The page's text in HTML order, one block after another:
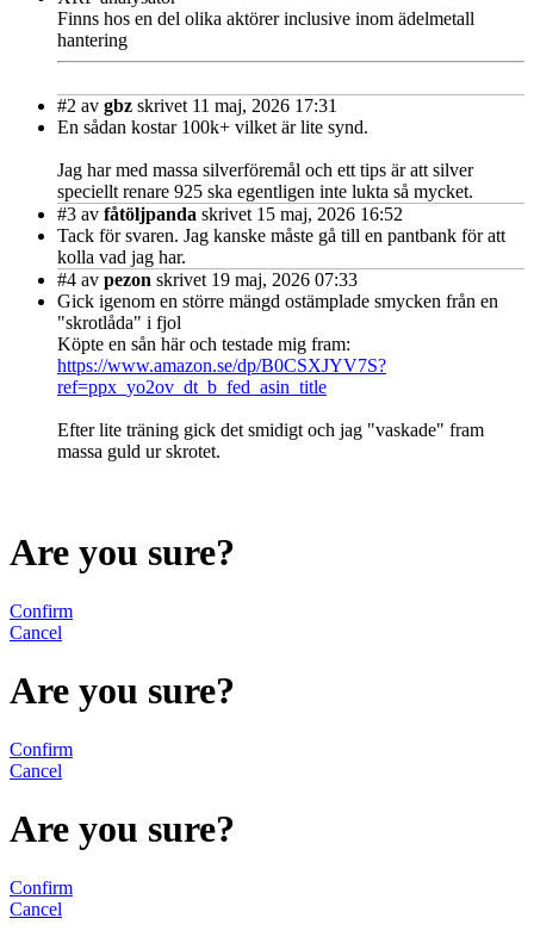
Finns hos en del olika aktörer inclusive inom ädelmetall
hantering
#2 av gbz skrivet 11 maj, 2026 17:31
En sådan kostar 100k+ vilket är lite synd.
Jag har med massa silverföremål och ett tips är att silver
speciellt renare 925 ska egentligen inte lukta så mycket.
#3 av fåtöljpanda skrivet 15 maj, 2026 16:52
Tack för svaren. Jag kanske måste gå till en pantbank för att
kolla vad jag har.
#4 av pezon skrivet 19 maj, 2026 07:33
Gick igenom en större mängd ostämplade smycken från en
"skrotlåda" i fjol
Köpte en sån här och testade mig fram:
https://www.amazon.se/dp/B0CSXJYV7S?
ref=ppx_yo2ov_dt_b_fed_asin_title
Efter lite träning gick det smidigt och jag "vaskade" fram
massa guld ur skrotet.
Are you sure?
Confirm
Cancel
Are you sure?
Confirm
Cancel
Are you sure?
Confirm
Cancel